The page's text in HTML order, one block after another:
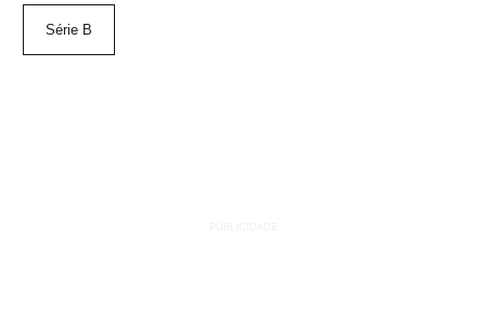
Série B